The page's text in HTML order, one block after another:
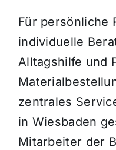
Für persönliche
individuelle
Alltagshilfe und
zentrales
in Wiesbaden
Mitarbeiter der